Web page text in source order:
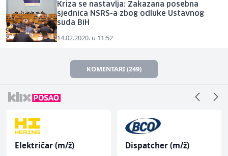
Kriza se nastavlja: Zakazana posebna
sjednica NSRS-a zbog odluke Ustavnog
suda BiH
14.02.2020. u 11:52
KOMENTARI (249)
Električar (m/ž) Dispatcher (m/ž)